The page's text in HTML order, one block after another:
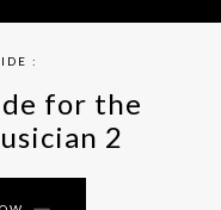
:
for the
2